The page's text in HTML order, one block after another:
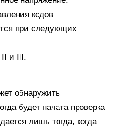
кодов
при следующих
II и III.
обнаружить
будет начата проверка
лишь тогда, когда